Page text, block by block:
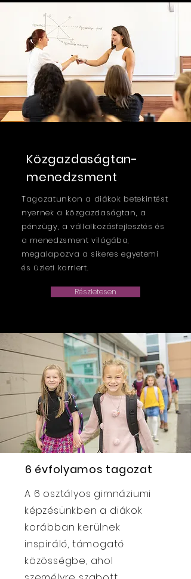
Közgazdaságtan-
menedzsment
Tagozatunkon a diákok betekintést
nyernek a közgazdaságtan, a
pénzügy, a vállalkozásfejlesztés és
a menedzsment világába,
megalapozva a sikeres egyetemi
és üzleti karriert.
Részletesen
6 évfolyamos tagozat
A 6 osztályos gimnáziumi
képzésünkben a diákok
korábban kerülnek
inspiráló, támogató
közösségbe, ahol